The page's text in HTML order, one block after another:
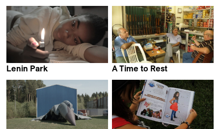
Lenin Park
Itziar Leemans
A Time to Rest